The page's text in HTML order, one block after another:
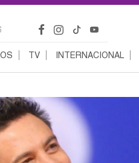
TV INTERNACIONAL